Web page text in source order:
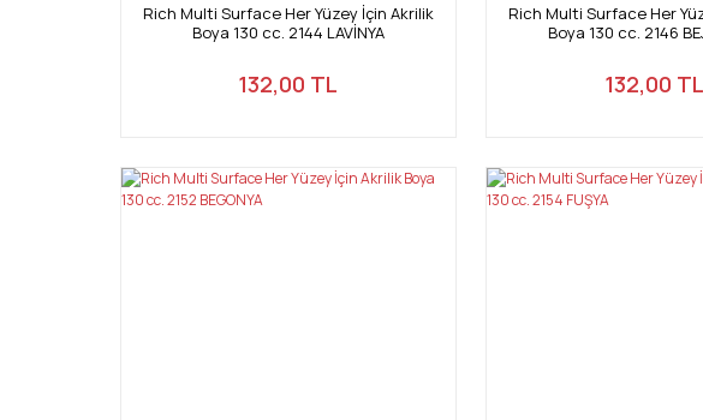
Rich Multi Surface Her Yüzey İçin Akrilik
Boya 130 cc. 2144 LAVİNYA
132,00 TL
Rich Multi Surface Her
Boya 130 cc. 2146
132,00 TL